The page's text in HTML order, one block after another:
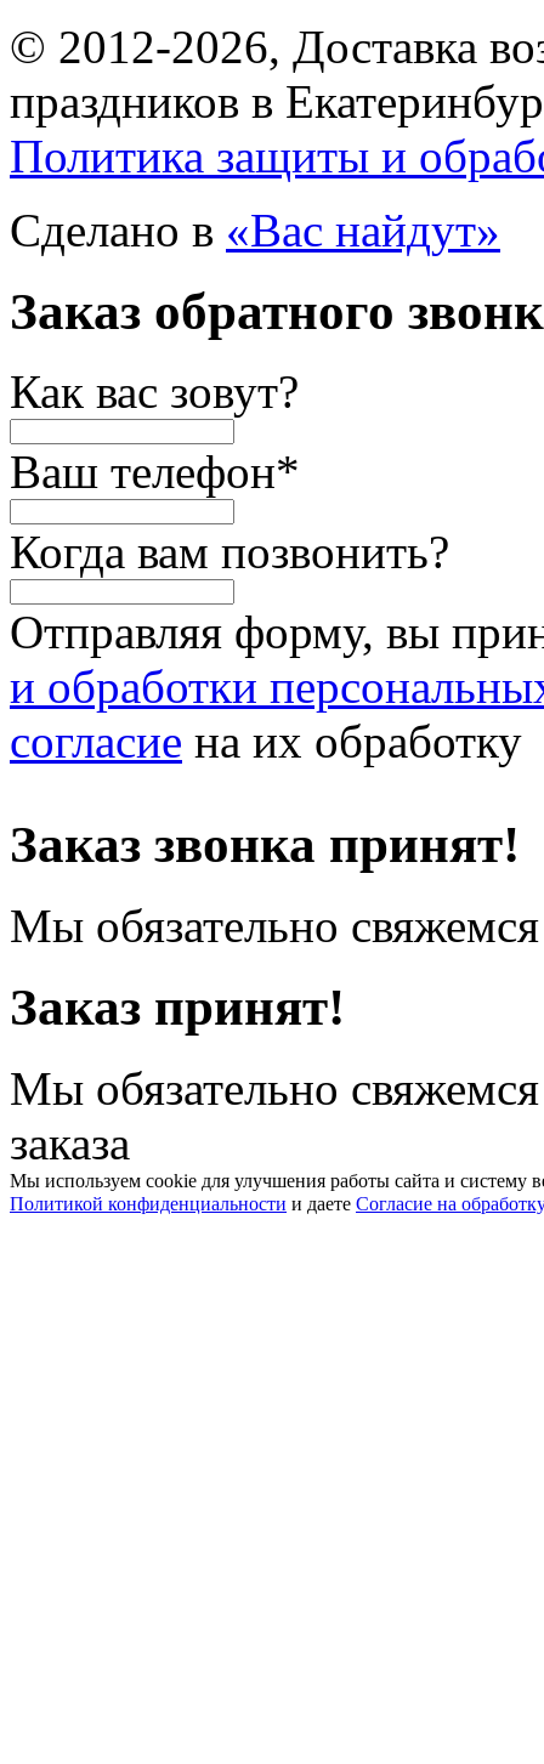
© 2012-2026, Доставка
праздников в
Политика защиты и
Сделано в «Вас найдут»
Заказ обратного
Как вас зовут?
Ваш телефон*
Когда вам позвонить?
Отправляя форму, вы
и обработки
согласие на их обработку
Заказ звонка принят!
Мы обязательно
Заказ принят!
Мы обязательно
заказа
Мы используем cookie для улучшения работы сайта и систему
Политикой конфиденциальности и даете Согласие на